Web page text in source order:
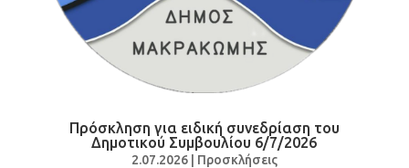
Πρόσκληση για ειδική συνεδρίαση του
Δημοτικού Συμβουλίου 6/7/2026
2.07.2026| Προσκλήσεις